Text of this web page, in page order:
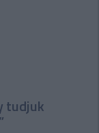
tudjuk